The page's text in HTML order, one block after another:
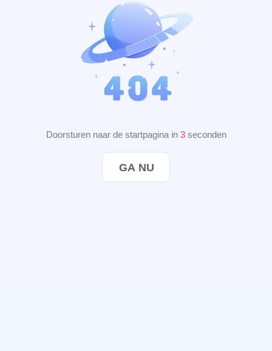
Doorsturen naar de startpagina in 2seconden
GA NU